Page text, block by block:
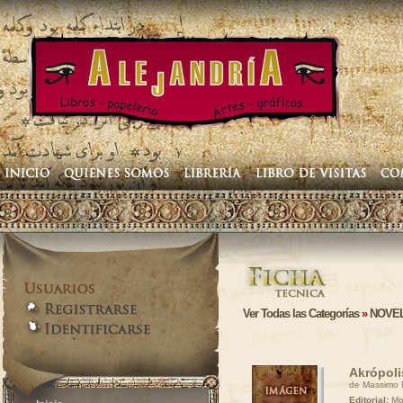
Ver Todas las Categorías»
de Massimo
Editorial: